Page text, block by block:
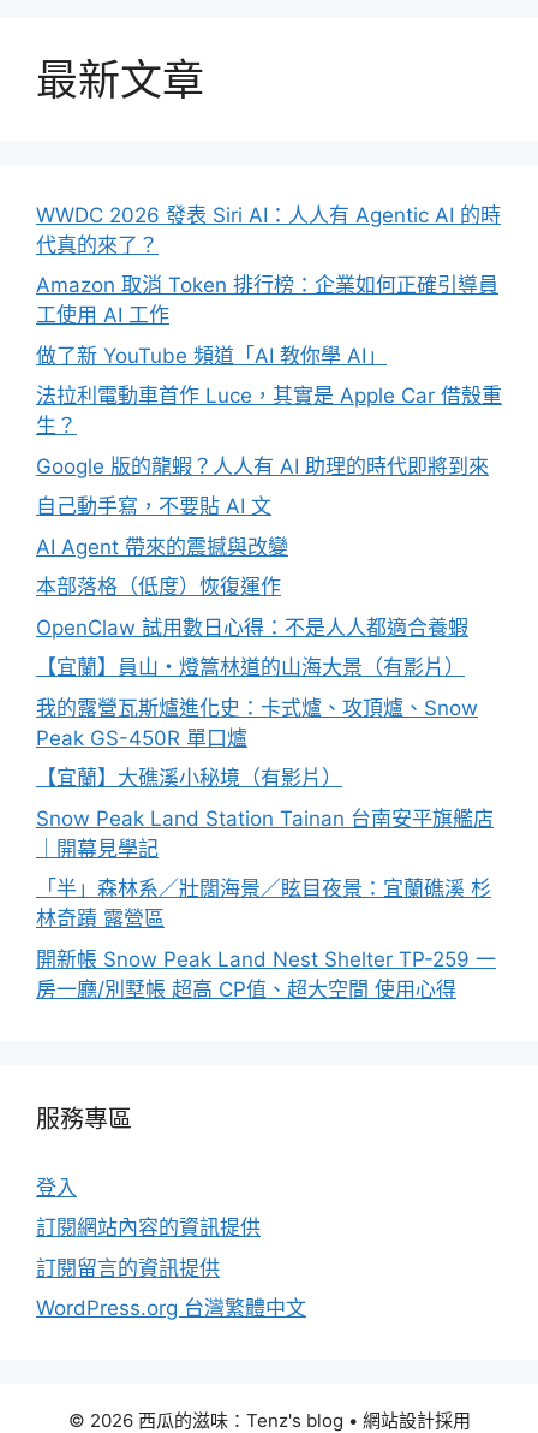
最新文章
WWDC 2026 發表 Siri AI：人人有 Agentic AI 的時
代真的來了？
Amazon 取消 Token 排行榜：企業如何正確引導員
工使用 AI 工作
做了新 YouTube 頻道「AI 教你學 AI」
法拉利電動車首作 Luce，其實是 Apple Car 借殼重
生？
Google 版的龍蝦？人人有 AI 助理的時代即將到來
自己動手寫，不要貼 AI 文
AI Agent 帶來的震撼與改變
本部落格（低度）恢復運作
OpenClaw 試用數日心得：不是人人都適合養蝦
【宜蘭】員山・燈篙林道的山海大景（有影片）
我的露營瓦斯爐進化史：卡式爐、攻頂爐、Snow
Peak GS-450R 單口爐
【宜蘭】大礁溪小秘境（有影片）
Snow Peak Land Station Tainan 台南安平旗艦店
｜開幕見學記
「半」森林系／壯闊海景／眩目夜景：宜蘭礁溪 杉
林奇蹟 露營區
開新帳 Snow Peak Land Nest Shelter TP-259 一
房一廳/別墅帳 超高 CP值、超大空間 使用心得
服務專區
登入
訂閱網站內容的資訊提供
訂閱留言的資訊提供
WordPress.org 台灣繁體中文
© 2026 西瓜的滋味：Tenz's blog • 網站設計採用